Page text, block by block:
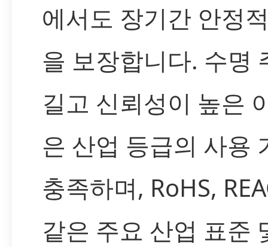
에서도 장기간 안정
을 보장합니다. 수명
길고 신뢰성이 높은
은 산업 등급의 사용
충족하며, RoHS,
같은 주요 산업 표준